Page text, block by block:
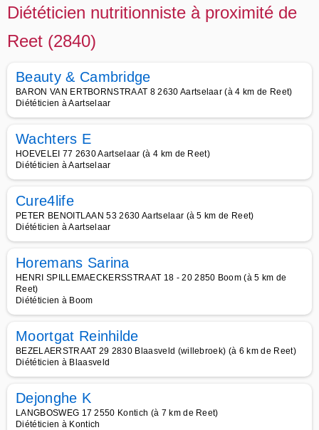
Diététicien nutritionniste à proximité de
Reet (2840)
Beauty & Cambridge
BARON VAN ERTBORNSTRAAT 8 2630 Aartselaar (à 4 km de Reet)
Diététicien à Aartselaar
Wachters E
HOEVELEI 77 2630 Aartselaar (à 4 km de Reet)
Diététicien à Aartselaar
Cure4life
PETER BENOITLAAN 53 2630 Aartselaar (à 5 km de Reet)
Diététicien à Aartselaar
Horemans Sarina
HENRI SPILLEMAECKERSSTRAAT 18 - 20 2850 Boom (à 5 km de
Reet)
Diététicien à Boom
Moortgat Reinhilde
BEZELAERSTRAAT 29 2830 Blaasveld (willebroek) (à 6 km de Reet)
Diététicien à Blaasveld
Dejonghe K
LANGBOSWEG 17 2550 Kontich (à 7 km de Reet)
Diététicien à Kontich